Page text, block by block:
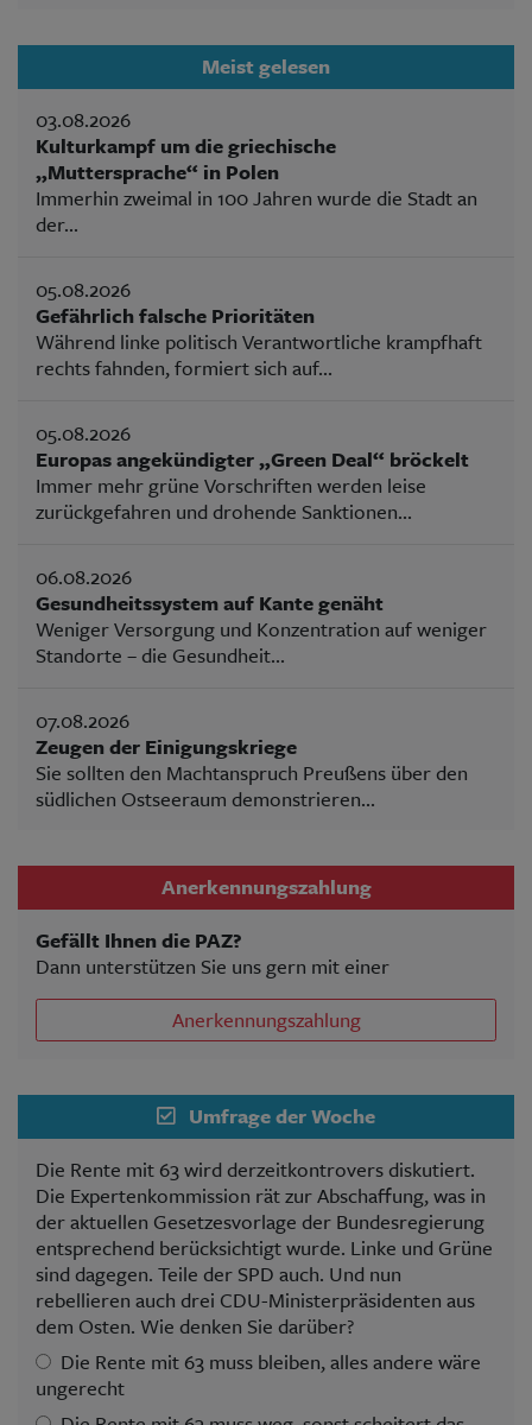
Meist gelesen
03.08.2026
Kulturkampf um die griechische
„Muttersprache“ in Polen
Immerhin zweimal in 100 Jahren wurde die Stadt an
der...
05.08.2026
Gefährlich falsche Prioritäten
Während linke politisch Verantwortliche krampfhaft
rechts fahnden, formiert sich auf...
05.08.2026
Europas angekündigter „Green Deal“ bröckelt
Immer mehr grüne Vorschriften werden leise
zurückgefahren und drohende Sanktionen...
06.08.2026
Gesundheitssystem auf Kante genäht
Weniger Versorgung und Konzentration auf weniger
Standorte – die Gesundheit...
07.08.2026
Zeugen der Einigungskriege
Sie sollten den Machtanspruch Preußens über den
südlichen Ostseeraum demonstrieren...
Anerkennungszahlung
Gefällt Ihnen die PAZ?
Dann unterstützen Sie uns gern mit einer
Anerkennungszahlung
Umfrage der Woche
Die Rente mit 63 wird derzeitkontrovers diskutiert.
Die Expertenkommission rät zur Abschaffung, was in
der aktuellen Gesetzesvorlage der Bundesregierung
entsprechend berücksichtigt wurde. Linke und Grüne
sind dagegen. Teile der SPD auch. Und nun
rebellieren auch drei CDU-Ministerpräsidenten aus
dem Osten. Wie denken Sie darüber?
Die Rente mit 63 muss bleiben, alles andere wäre
ungerecht